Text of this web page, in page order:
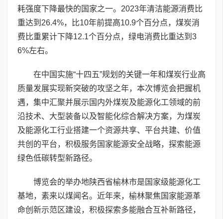
耗强度下降最快的国家之一。2023年清洁能源消费比
重达到26.4%，比10年前提高10.9个百分点，煤炭消
费比重累计下降12.1个百分点，绿电消费比重达到3
6%左右。
在中国实施“十四五”规划的关键一年和煤炭行业高
质量发展实现新突破的攻坚之年，本次博览会把握机
遇，集中汇聚并展示国内外煤炭及能源化工领域的前
沿技术、大型装备以及智能化综合解决方案，为煤炭
及能源化工行业搭建一个资源共享、平台共建、价值
共创的平台，积极服务国家能源安全战略，探索能源
绿色低碳转型新路径。
博览会的举办地陕西省榆林市是国家级能源化工
基地，素来以煤闻名。近年来，榆林聚焦国家能源革
命创新示范区建设，积极探索多能融合互补新路径，